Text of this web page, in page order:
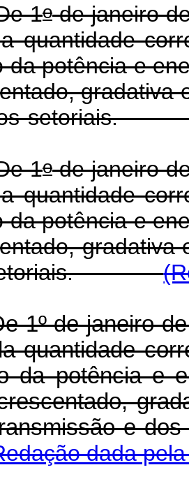
1ode janeiro
quantidade
da potência e
gradativa
1ode janeiro
quantidade
da potência e
gradativa
setoriais.
1º de janeiro
quantidade
da potência e
e
dada